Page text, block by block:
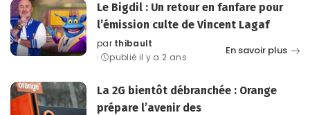
Le Bigdil : Un retour en fanfare pour
l’émission culte de Vincent Lagaf
Posted
by
par thibault
publié il y a 2 ans
En savoir plus
La 2G bientôt débranchée : Orange
prépare l’avenir des